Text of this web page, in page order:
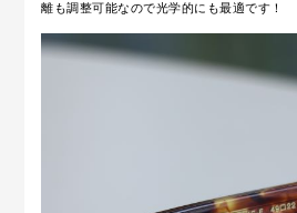
離も調整可能なので光学的にも最適です！